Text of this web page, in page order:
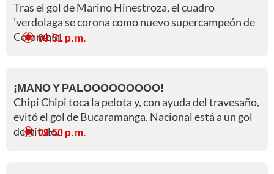
Tras el gol de Marino Hinestroza, el cuadro
'verdolaga se corona como nuevo supercampeón de
Colombia.09:51 p. m.
¡MANO Y PALOOOOOOOOO!
Chipi Chipi toca la pelota y, con ayuda del travesaño,
evitó el gol de Bucaramanga. Nacional está a un gol
del título.09:50 p. m.